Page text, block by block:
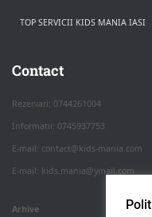
TOP SERVICII KIDS MANIA IASI
Contact
Rezervari: 0744261004
Informatii: 0745937753
E-mail: contact@kids-mania.com
E-mail: kids.mania@ymail.com
Arhive
Apasa pe o categorie ca sa
PETRECERI COPII